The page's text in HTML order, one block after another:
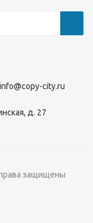
info@copy-city.ru
д. 27
защищены